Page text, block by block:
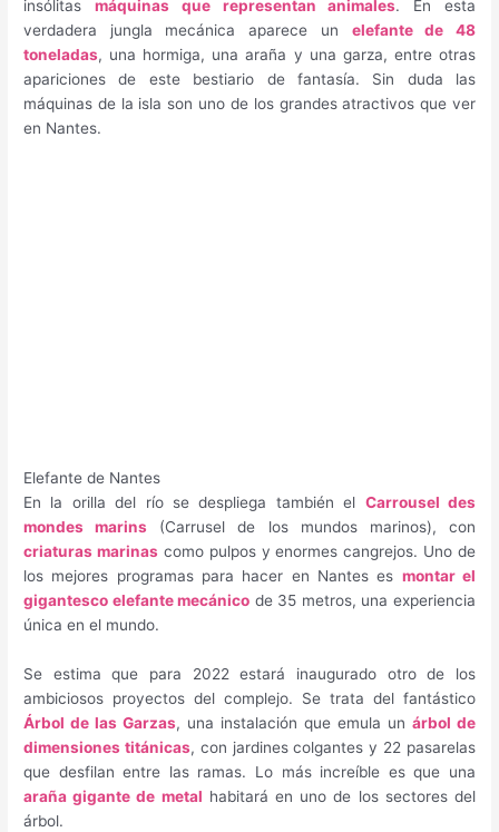
insólitas máquinas que representan animales. En esta
verdadera jungla mecánica aparece un elefante de 48
toneladas, una hormiga, una araña y una garza, entre otras
apariciones de este bestiario de fantasía. Sin duda las
máquinas de la isla son uno de los grandes atractivos que ver
en Nantes.
Elefante de Nantes
En la orilla del río se despliega también el Carrousel des
mondes marins (Carrusel de los mundos marinos), con
criaturas marinascomo pulpos y enormes cangrejos. Uno de
los mejores programas para hacer en Nantes es montar el
gigantesco elefante mecánico de 35 metros, una experiencia
única en el mundo.
Se estima que para 2022 estará inaugurado otro de los
ambiciosos proyectos del complejo. Se trata del fantástico
Árbol de las Garzas, una instalación que emula un árbol de
dimensiones titánicas, con jardines colgantes y 22 pasarelas
que desfilan entre las ramas. Lo más increíble es que una
araña gigante de metal habitará en uno de los sectores del
árbol.